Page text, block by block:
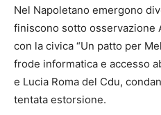
Nel Napoletano emergono
finiscono sotto osservazione
con la civica “Un patto per
frode informatica e accesso
e Lucia Roma del Cdu,
tentata estorsione.